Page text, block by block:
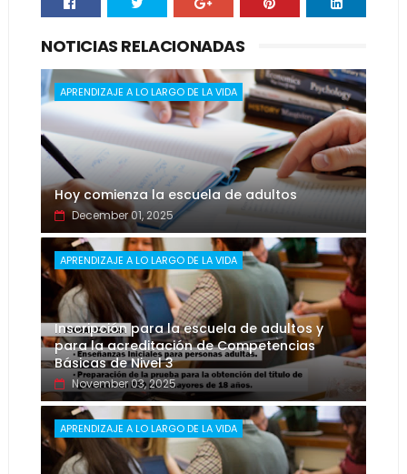
NOTICIAS RELACIONADAS
APRENDIZAJE A LO LARGO DE LA VIDA
Hoy comienza la escuela de adultos
December 01, 2025
APRENDIZAJE A LO LARGO DE LA VIDA
Inscripción para la escuela de adultos y
para la acreditación de Competencias
Básicas de Nivel 3
November 03, 2025
APRENDIZAJE A LO LARGO DE LA VIDA